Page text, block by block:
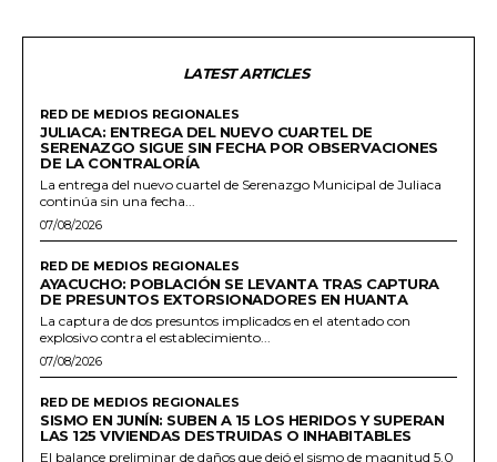
LATEST ARTICLES
RED DE MEDIOS REGIONALES
JULIACA: ENTREGA DEL NUEVO CUARTEL DE
SERENAZGO SIGUE SIN FECHA POR OBSERVACIONES
DE LA CONTRALORÍA
La entrega del nuevo cuartel de Serenazgo Municipal de Juliaca
continúa sin una fecha...
07/08/2026
RED DE MEDIOS REGIONALES
AYACUCHO: POBLACIÓN SE LEVANTA TRAS CAPTURA
DE PRESUNTOS EXTORSIONADORES EN HUANTA
La captura de dos presuntos implicados en el atentado con
explosivo contra el establecimiento...
07/08/2026
RED DE MEDIOS REGIONALES
SISMO EN JUNÍN: SUBEN A 15 LOS HERIDOS Y SUPERAN
LAS 125 VIVIENDAS DESTRUIDAS O INHABITABLES
El balance preliminar de daños que dejó el sismo de magnitud 5.0